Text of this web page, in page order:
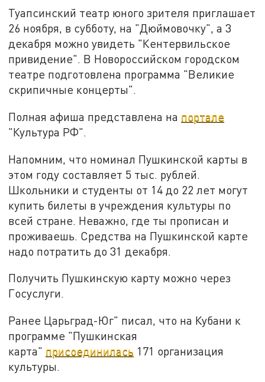
Туапсинский театр юного зрителя приглашает
26 ноября, в субботу, на "Дюймовочку", а 3
декабря можно увидеть "Кентервильское
привидение". В Новороссийском городском
театре подготовлена программа "Великие
скрипичные концерты".
Полная афиша представлена на портале
"Культура РФ".
Напомним, что номинал Пушкинской карты в
этом году составляет 5 тыс. рублей.
Школьники и студенты от 14 до 22 лет могут
купить билеты в учреждения культуры по
всей стране. Неважно, где ты прописан и
проживаешь. Средства на Пушкинской карте
надо потратить до 31 декабря.
Получить Пушкинскую карту можно через
Госуслуги.
Ранее Царьград-Юг" писал, что на Кубани к
программе "Пушкинская
карта" присоединилась 171 организация
культуры.